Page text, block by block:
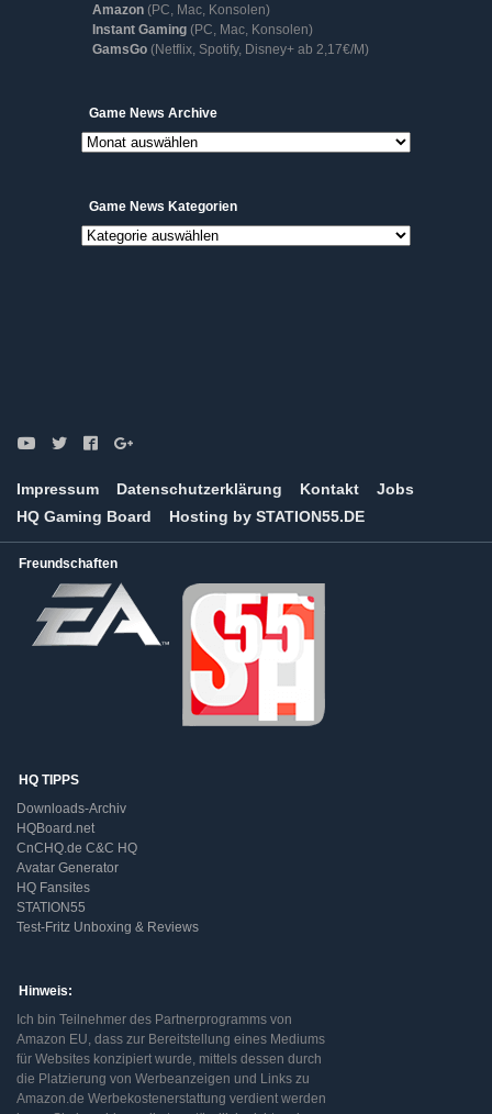
Amazon (PC, Mac, Konsolen)
Instant Gaming (PC, Mac, Konsolen)
GamsGo (Netflix, Spotify, Disney+ ab 2,17€/M)
Game News ArchiveGame
News
Archive
Game News Kategorien
Game
Impressum Datenschutzerklärung Kontakt
Jobs
HQ Gaming Board
Hosting by STATION55.DE
Freundschaften
HQ TIPPS
Downloads-Archiv
HQBoard.net
CnCHQ.de C&C HQ
Avatar Generator
HQ Fansites
STATION55
Test-Fritz Unboxing & Reviews
Hinweis:
Ich bin Teilnehmer des Partnerprogramms von
Amazon EU, dass zur Bereitstellung eines Mediums
für Websites konzipiert wurde, mittels dessen durch
die Platzierung von Werbeanzeigen und Links zu
Amazon.de Werbekostenerstattung verdient werden